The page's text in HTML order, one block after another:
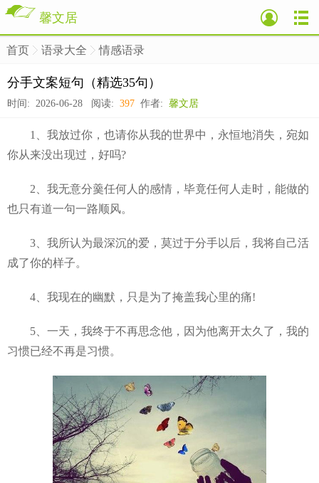
馨文居
首页 语录大全 情感语录
分手文案短句（精选35句）
时间: 2026-06-28 阅读: 397 作者: 馨文居
1、我放过你，也请你从我的世界中，永恒地消失，宛如
你从来没出现过，好吗?
2、我无意分羹任何人的感情，毕竟任何人走时，能做的
也只有道一句一路顺风。
3、我所认为最深沉的爱，莫过于分手以后，我将自己活
成了你的样子。
4、我现在的幽默，只是为了掩盖我心里的痛!
5、一天，我终于不再思念他，因为他离开太久了，我的
习惯已经不再是习惯。